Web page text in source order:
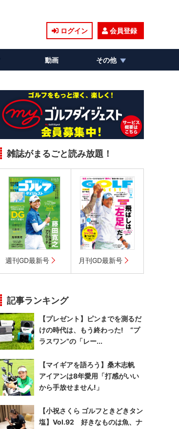
ログイン 会員登録
動画 その他
雑誌がまるごと読み放題！
週刊GD最新号 月刊GD最新号
記事ランキング
【プレゼント】ピンまでを測るだ
けの時代は、もう終わった! “プ
ラスワン”の「レー...
【マイギアを語ろう】桑木志帆
アイアンは8年愛用「打感がいい
から手放せません!」
【小祝さくら ゴルフときどきタン
塩】Vol.92 好きなものは魚、ナ